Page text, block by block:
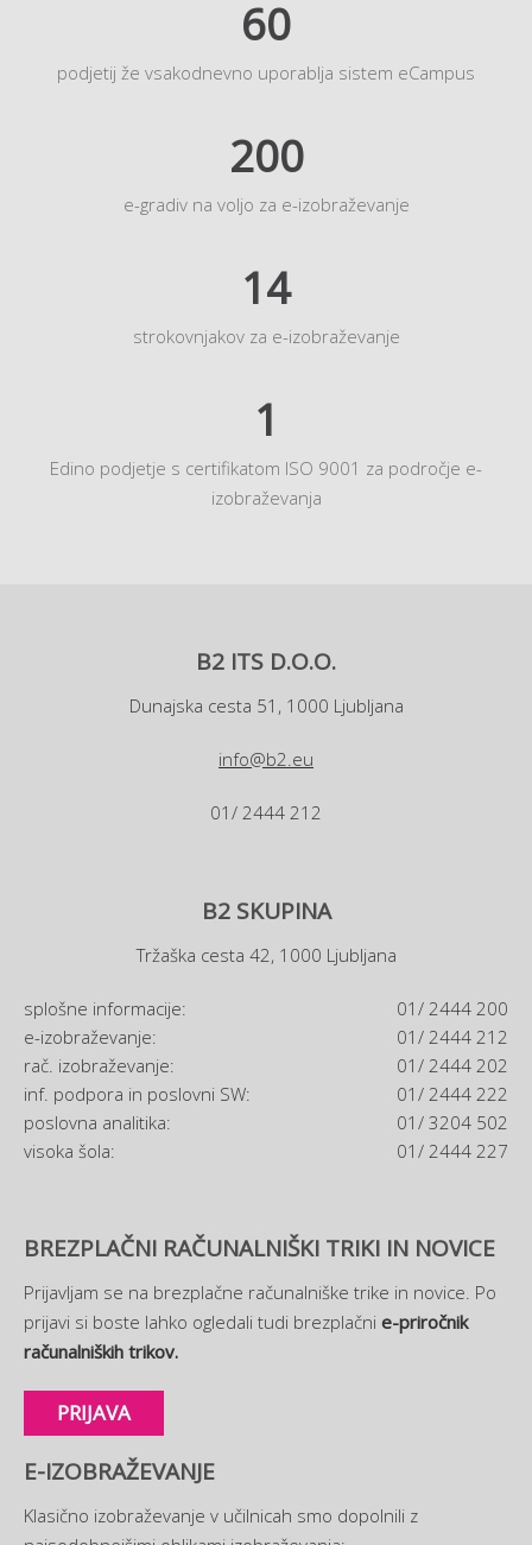
60
podjetij že vsakodnevno uporablja sistem eCampus
200
e-gradiv na voljo za e-izobraževanje
14
strokovnjakov za e-izobraževanje
1
Edino podjetje s certifikatom ISO 9001 za področje e-
izobraževanja
B2 ITS D.O.O.
Dunajska cesta 51, 1000 Ljubljana
info@b2.eu
01/ 2444 212
B2 SKUPINA
Tržaška cesta 42, 1000 Ljubljana
splošne informacije:
01/ 2444 200
e-izobraževanje:
01/ 2444 212
rač. izobraževanje:
01/ 2444 202
inf. podpora in poslovni SW:
01/ 2444 222
poslovna analitika:
01/ 3204 502
visoka šola:
01/ 2444 227
BREZPLAČNI RAČUNALNIŠKI TRIKI IN NOVICE
Prijavljam se na brezplačne računalniške trike in novice. Po
prijavi si boste lahko ogledali tudi brezplačni e-priročnik
računalniških trikov.
PRIJAVA
E-IZOBRAŽEVANJE
Klasično izobraževanje v učilnicah smo dopolnili z